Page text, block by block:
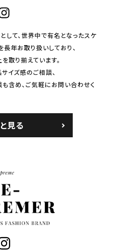
て、世界中で有名となったスケ
年お取り扱いしており、
取り揃えています。
イズ感のご相談、
含め、ご気軽にお問い合わせく
見る